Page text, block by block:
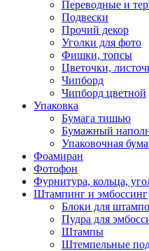
Переводные и
Подвески
Прочий декор
Уголки для фото
Фишки, топсы
Цветочки,
Чипборд
Чипборд цветной
Упаковка
Бумага тишью
Бумажный
Упаковочная
Фоамиран
Фотофон
Фурнитура, кольца,
Штампинг и эмбоссинг
Блоки для
Пудра для
Штампы
Штемпельные